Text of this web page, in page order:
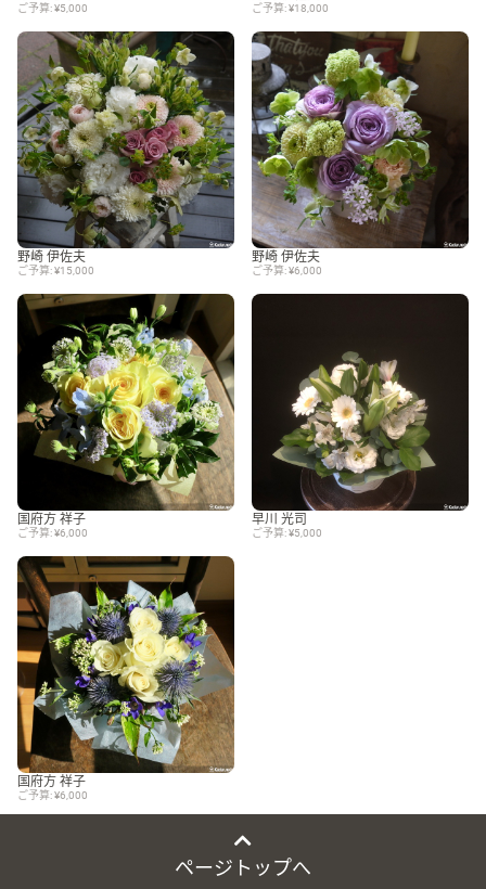
ご予算: ¥5,000 ご予算: ¥18,000
野崎 伊佐夫
ご予算: ¥15,000
野崎 伊佐夫
ご予算: ¥6,000
国府方 祥子
ご予算: ¥6,000
早川 光司
ご予算: ¥5,000
国府方 祥子
ご予算: ¥6,000
ページトップへ